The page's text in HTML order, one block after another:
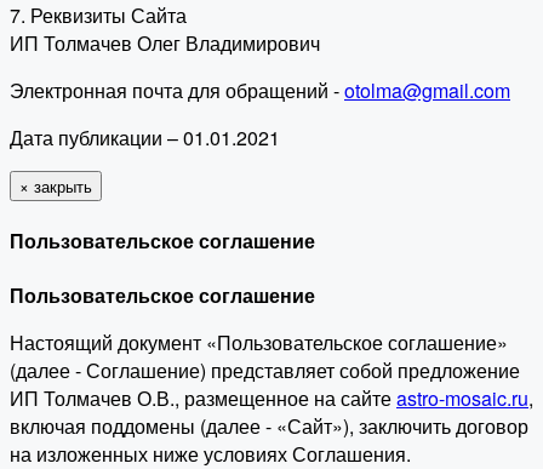
7. Реквизиты Сайта
ИП Толмачев Олег Владимирович
Электронная почта для обращений -otolma@gmail.com
Дата публикации – 01.01.2021
× закрыть
Пользовательское соглашение
Пользовательское соглашение
Настоящий документ «Пользовательское соглашение»
(далее - Соглашение) представляет собой предложение
ИП Толмачев О.В., размещенное на сайтеastro-mosaic.ru,
включая поддомены (далее - «Сайт»), заключить договор
на изложенных ниже условиях Соглашения.